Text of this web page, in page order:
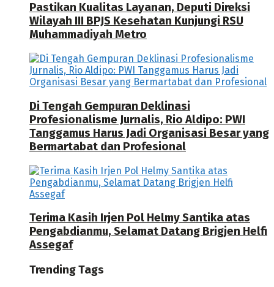
Pastikan Kualitas Layanan, Deputi Direksi
Wilayah III BPJS Kesehatan Kunjungi RSU
Muhammadiyah Metro
Di Tengah Gempuran Deklinasi
Profesionalisme Jurnalis, Rio Aldipo: PWI
Tanggamus Harus Jadi Organisasi Besar yang
Bermartabat dan Profesional
Terima Kasih Irjen Pol Helmy Santika atas
Pengabdianmu, Selamat Datang Brigjen Helfi
Assegaf
Trending Tags